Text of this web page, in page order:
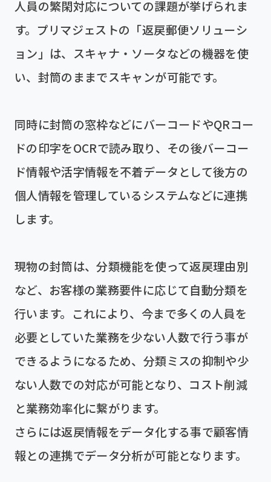
人員の繁閑対応についての課題が挙げられま
す。プリマジェストの「返戻郵便ソリューシ
ョン」は、スキャナ・ソータなどの機器を使
い、封筒のままでスキャンが可能です。
同時に封筒の窓枠などにバーコードやQRコー
ドの印字をOCRで読み取り、その後バーコー
ド情報や活字情報を不着データとして後方の
個人情報を管理しているシステムなどに連携
します。
現物の封筒は、分類機能を使って返戻理由別
など、お客様の業務要件に応じて自動分類を
行います。これにより、今まで多くの人員を
必要としていた業務を少ない人数で行う事が
できるようになるため、分類ミスの抑制や少
ない人数での対応が可能となり、コスト削減
と業務効率化に繋がります。
さらには返戻情報をデータ化する事で顧客情
報との連携でデータ分析が可能となります。